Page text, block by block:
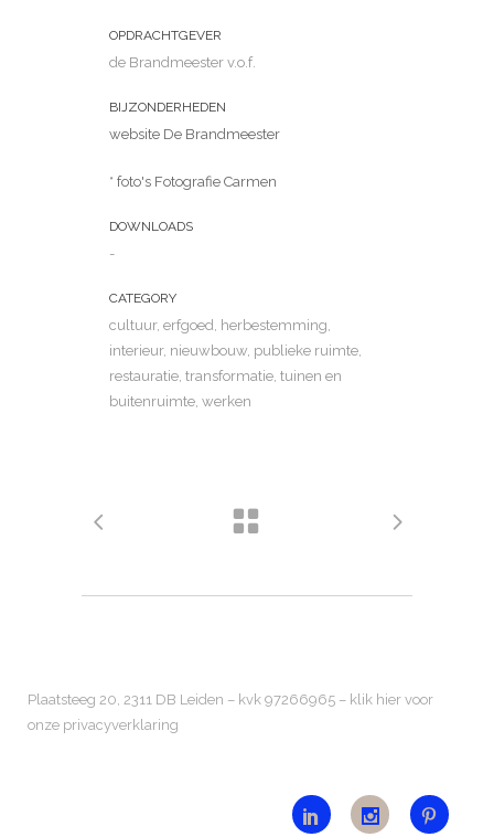
OPDRACHTGEVER
de Brandmeester v.o.f.
BIJZONDERHEDEN
website De Brandmeester
* foto's Fotografie Carmen
DOWNLOADS
-
CATEGORY
cultuur, erfgoed, herbestemming,
interieur, nieuwbouw, publieke ruimte,
restauratie, transformatie, tuinen en
buitenruimte, werken
Plaatsteeg 20, 2311 DB Leiden – kvk 97266965 – klik hier voor
onze privacyverklaring